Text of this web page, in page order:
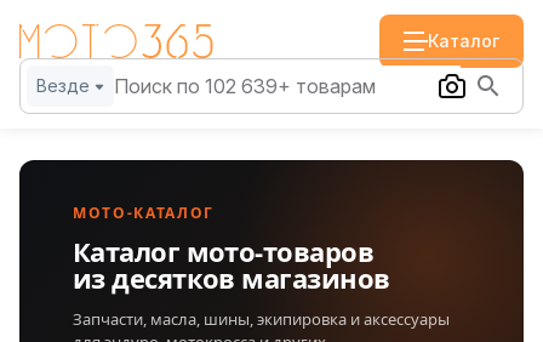
Каталог
Везде
МОТО-КАТАЛОГ
Каталог мото-товаров
из десятков магазинов
Запчасти, масла, шины, экипировка и аксессуары